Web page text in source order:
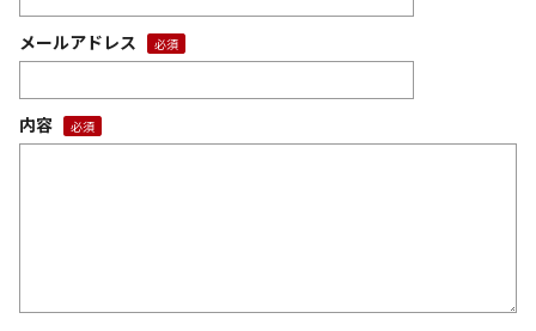
メールアドレス
内容